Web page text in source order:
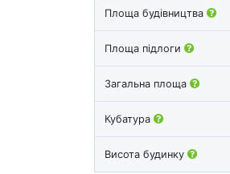
Площа будівництва
Площа підлоги
Загальна площа
Кубатура
Висота будинку